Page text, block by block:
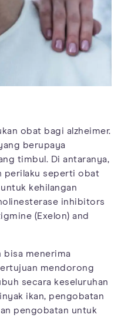
obat bagi alzheimer.
berupaya
timbul. Di antaranya,
perilaku seperti obat
kehilangan
inhibitors
(Exelon) and
bisa menerima
mendorong
secara keseluruhan
ikan, pengobatan
pengobatan untuk